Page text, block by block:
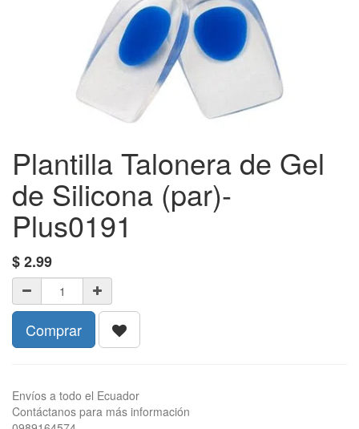
Plantilla Talonera de Gel
de Silicona (par)-
Plus0191
$2.99
Comprar
Envíos a todo el Ecuador
Contáctanos para más información